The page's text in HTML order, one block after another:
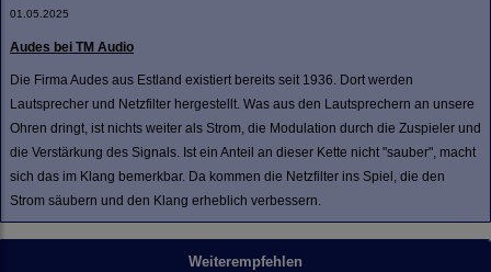
01.05.2025
Audes bei TM Audio
Die Firma Audes aus Estland existiert bereits seit 1936. Dort werden
Lautsprecher und Netzfilter hergestellt. Was aus den Lautsprechern an unsere
Ohren dringt, ist nichts weiter als Strom, die Modulation durch die Zuspieler und
die Verstärkung des Signals. Ist ein Anteil an dieser Kette nicht "sauber", macht
sich das im Klang bemerkbar. Da kommen die Netzfilter ins Spiel, die den
Strom säubern und den Klang erheblich verbessern.
Weiterempfehlen